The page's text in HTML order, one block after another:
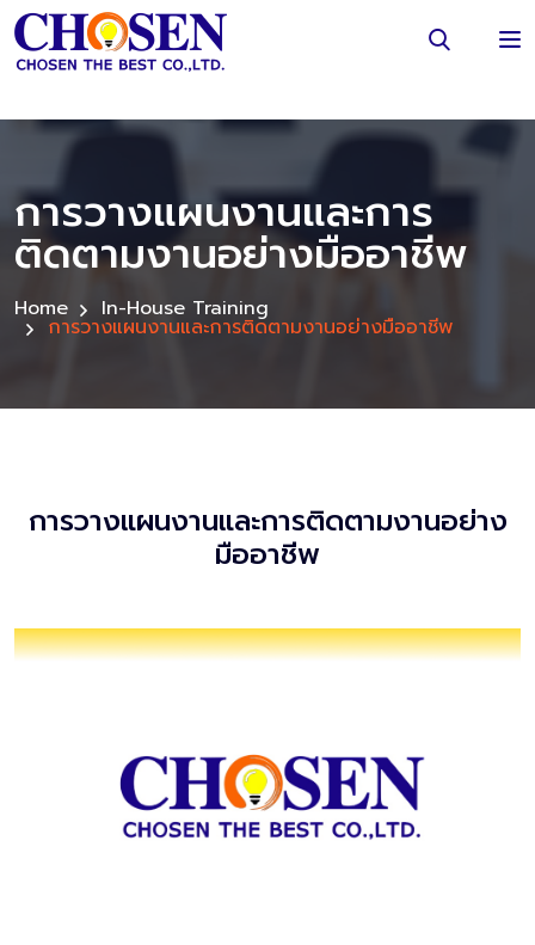
การวางแผนงานและการ
ติดตามงานอย่างมืออาชีพ
Home In-House Training
การวางแผนงานและการติดตามงานอย่างมืออาชีพ
การวางแผนงานและการติดตามงานอย่าง
มืออาชีพ